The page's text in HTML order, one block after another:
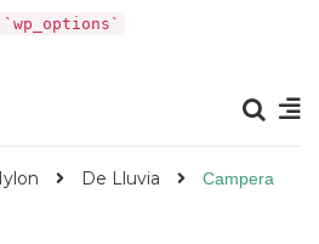
`wp_options`
De Lluvia
Campera